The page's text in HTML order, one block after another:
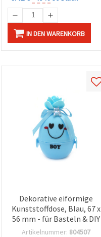
IN DEN WARENKORB
Dekorative eiförmige
Kunststoffdose, Blau, 67 x
56 mm - für Basteln & DIY
Artikelnummer: 804507